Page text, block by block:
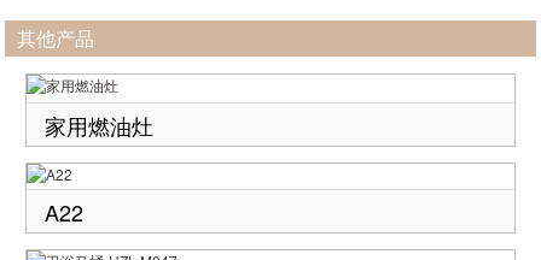
其他产品
家用燃油灶
A22